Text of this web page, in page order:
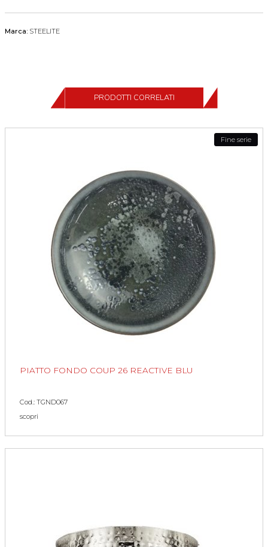
Marca: STEELITE
PRODOTTI CORRELATI
Fine serie
PIATTO FONDO COUP 26 REACTIVE BLU
Cod.: TGND067
scopri